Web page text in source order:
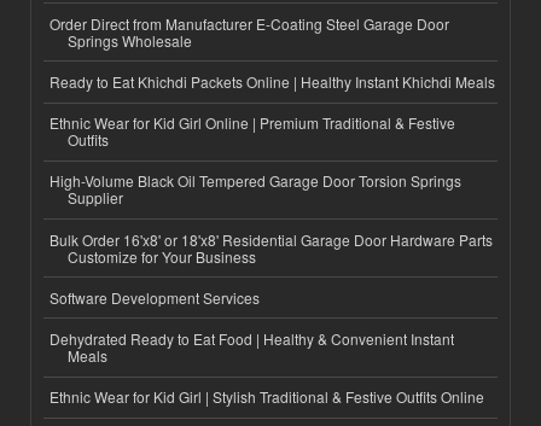
Order Direct from Manufacturer E-Coating Steel Garage Door
Springs Wholesale
Ready to Eat Khichdi Packets Online | Healthy Instant Khichdi Meals
Ethnic Wear for Kid Girl Online | Premium Traditional & Festive
Outfits
High-Volume Black Oil Tempered Garage Door Torsion Springs
Supplier
Bulk Order 16'x8' or 18'x8' Residential Garage Door Hardware Parts
Customize for Your Business
Software Development Services
Dehydrated Ready to Eat Food | Healthy & Convenient Instant
Meals
Ethnic Wear for Kid Girl | Stylish Traditional & Festive Outfits Online